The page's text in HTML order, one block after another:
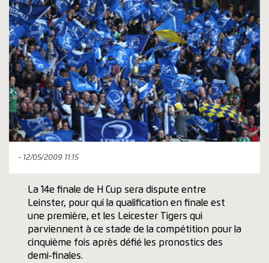
- 12/05/2009 11:15
La 14e finale de H Cup sera dispute entre
Leinster, pour qui la qualification en finale est
une première, et les Leicester Tigers qui
parviennent à ce stade de la compétition pour la
cinquième fois après défié les pronostics des
demi-finales.